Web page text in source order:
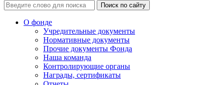
Поиск по сайту
О фонде
Учредительные документы
Нормативные документы
Прочие документы Фонда
Наша команда
Контролирующие органы
Награды, сертификаты